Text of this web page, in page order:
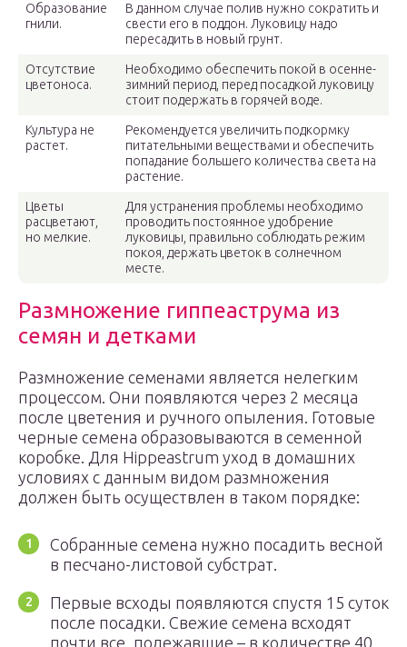
Образование
гнили.
В данном случае полив нужно сократить и
свести его в поддон. Луковицу надо
пересадить в новый грунт.
Отсутствие
цветоноса.
Необходимо обеспечить покой в осенне-
зимний период, перед посадкой луковицу
стоит подержать в горячей воде.
Культура не
растет.
Рекомендуется увеличить подкормку
питательными веществами и обеспечить
попадание большего количества света на
растение.
Цветы
расцветают,
но мелкие.
Для устранения проблемы необходимо
проводить постоянное удобрение
луковицы, правильно соблюдать режим
покоя, держать цветок в солнечном
месте.
Размножение гиппеаструма из
семян и детками
Размножение семенами является нелегким
процессом. Они появляются через 2 месяца
после цветения и ручного опыления. Готовые
черные семена образовываются в семенной
коробке. Для Hippeastrum уход в домашних
условиях с данным видом размножения
должен быть осуществлен в таком порядке:
Собранные семена нужно посадить весной
в песчано-листовой субстрат.
Первые всходы появляются спустя 15 суток
после посадки. Свежие семена всходят
почти все, полежавшие – в количестве 40